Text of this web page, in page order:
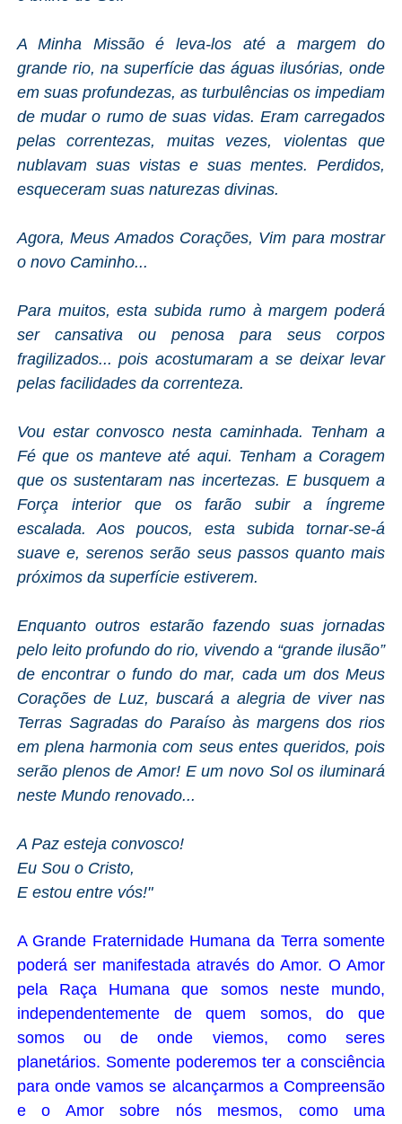
A Minha Missão é leva-los até a margem do
grande rio, na superfície das águas ilusórias, onde
em suas profundezas, as turbulências os impediam
de mudar o rumo de suas vidas. Eram carregados
pelas correntezas, muitas vezes, violentas que
nublavam suas vistas e suas mentes. Perdidos,
esqueceram suas naturezas divinas.
Agora, Meus Amados Corações, Vim para mostrar
o novo Caminho...
Para muitos, esta subida rumo à margem poderá
ser cansativa ou penosa para seus corpos
fragilizados... pois acostumaram a se deixar levar
pelas facilidades da correnteza.
Vou estar convosco nesta caminhada. Tenham a
Fé que os manteve até aqui. Tenham a Coragem
que os sustentaram nas incertezas. E busquem a
Força interior que os farão subir a íngreme
escalada. Aos poucos, esta subida tornar-se-á
suave e, serenos serão seus passos quanto mais
próximos da superfície estiverem.
Enquanto outros estarão fazendo suas jornadas
pelo leito profundo do rio, vivendo a “grande ilusão”
de encontrar o fundo do mar, cada um dos Meus
Corações de Luz, buscará a alegria de viver nas
Terras Sagradas do Paraíso às margens dos rios
em plena harmonia com seus entes queridos, pois
serão plenos de Amor! E um novo Sol os iluminará
neste Mundo renovado...
A Paz esteja convosco!
Eu Sou o Cristo,
E estou entre vós!"
A Grande Fraternidade Humana da Terra somente
poderá ser manifestada através do Amor. O Amor
pela Raça Humana que somos neste mundo,
independentemente de quem somos, do que
somos ou de onde viemos, como seres
planetários. Somente poderemos ter a consciência
para onde vamos se alcançarmos a Compreensão
e o Amor sobre nós mesmos, como uma